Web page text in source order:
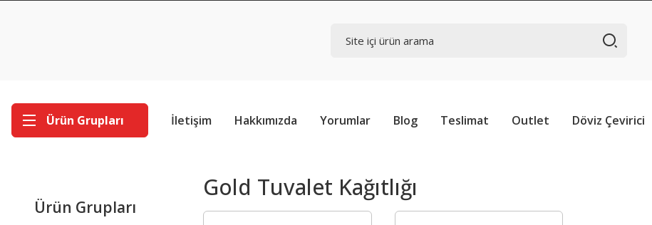
Ürün Grupları İletişim Hakkımızda Yorumlar Blog Teslimat Outlet Döviz Çevirici
Ürün Grupları
Gold Tuvalet Kağıtlığı